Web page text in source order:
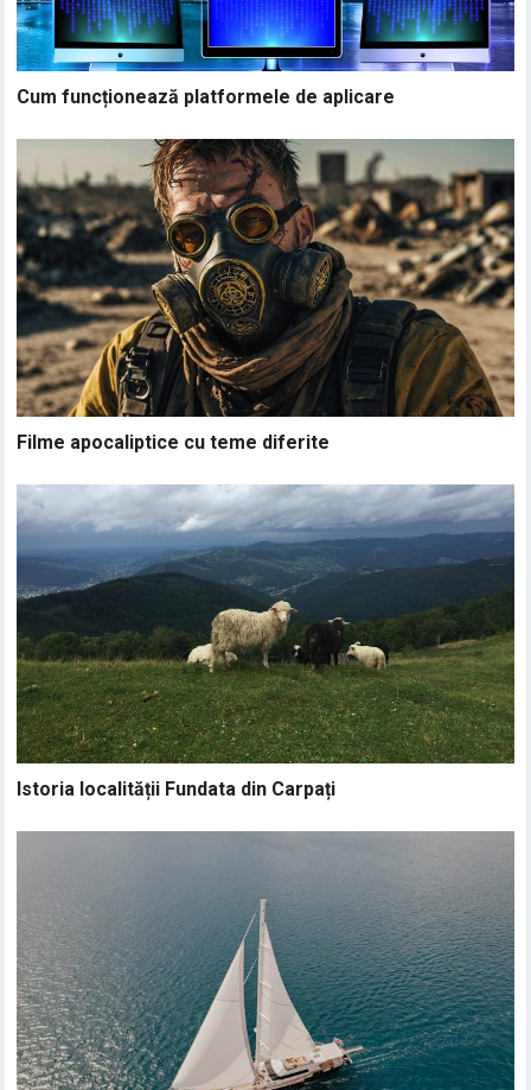
Cum funcționează platformele de aplicare
Filme apocaliptice cu teme diferite
Istoria localității Fundata din Carpați